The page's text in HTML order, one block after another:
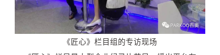
《匠心》栏目组的专访现场